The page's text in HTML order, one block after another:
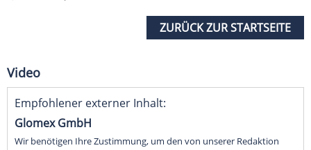
ZURÜCK ZUR STARTSEITE
Video
Empfohlener externer Inhalt:
Glomex GmbH
Wir benötigen Ihre Zustimmung, um den von unserer Redaktion